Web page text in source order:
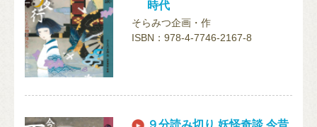
時代
そらみつ企画・作
ISBN：978-4-7746-2167-8
９分読み切り 妖怪奇談 今昔